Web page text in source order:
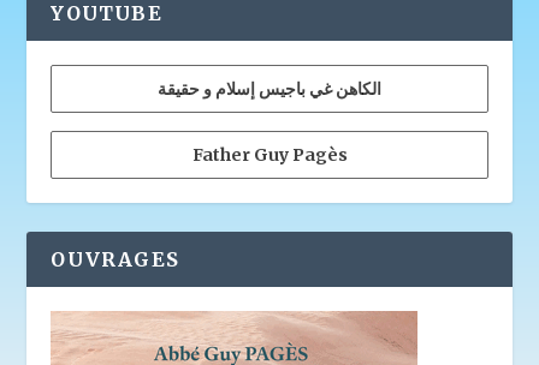
YOUTUBE
الكاهن غي باجيس إسلام و حقيقة
Father Guy Pagès
OUVRAGES